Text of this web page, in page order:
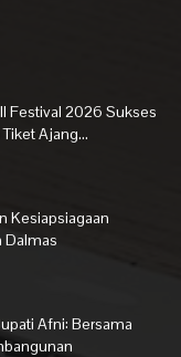
Festival 2026 Sukses
Ajang...
Kesiapsiagaan
Dalmas
Afni: Bersama